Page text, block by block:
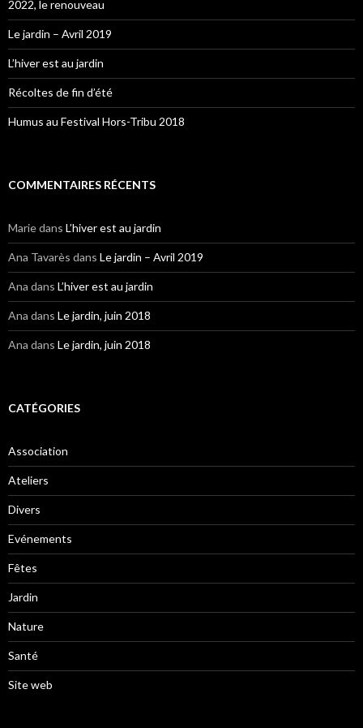
2022, le renouveau
Le jardin – Avril 2019
L’hiver est au jardin
Récoltes de fin d’été
Humus au Festival Hors-Tribu 2018
COMMENTAIRES RÉCENTS
Mariedans L’hiver est au jardin
Ana Tavarès dans Le jardin – Avril 2019
Ana dans L’hiver est au jardin
Ana dans Le jardin, juin 2018
Ana dans Le jardin, juin 2018
CATÉGORIES
Association
Ateliers
Divers
Evénements
Fêtes
Jardin
Nature
Santé
Site web